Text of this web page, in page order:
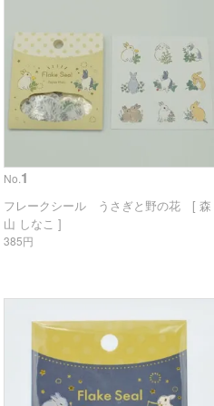
No. 1
フレークシール うさぎと野の花 [ 森
山 しなこ ]
385円